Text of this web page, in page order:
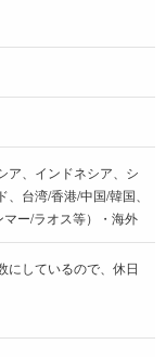
ア、インドネシア、シ
台湾/香港/中国/韓国、
ー/ラオス等）・海外
しているので、休日